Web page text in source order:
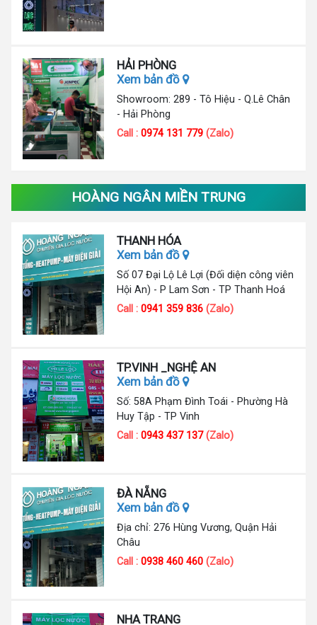
HẢI PHÒNG
Xem bản đồ
Showroom: 289 - Tô Hiệu - Q.Lê Chân
- Hải Phòng
Call :0974 131 779 (Zalo)
HOÀNG NGÂN MIỀN TRUNG
THANH HÓA
Xem bản đồ
Số 07 Đại Lộ Lê Lợi (Đối diện công viên
Hội An) - P Lam Sơn - TP Thanh Hoá
Call :0941 359 836 (Zalo)
TP.VINH _NGHỆ AN
Xem bản đồ
Số: 58A Phạm Đình Toái - Phường Hà
Huy Tập - TP Vinh
Call :0943 437 137(Zalo)
ĐÀ NẴNG
Xem bản đồ
Địa chỉ: 276 Hùng Vương, Quận Hải
Châu
Call :0938 460 460 (Zalo)
NHA TRANG